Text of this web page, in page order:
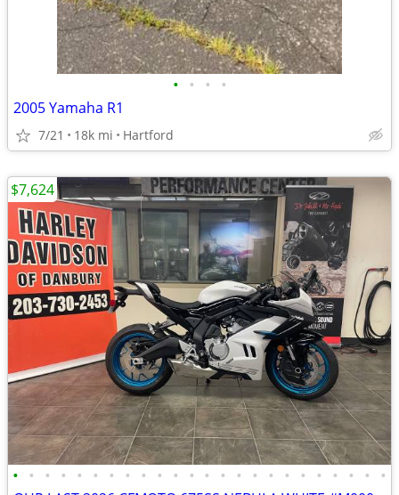
• • • •
2005 Yamaha R1
7/21 18k mi Hartford
• • • • • • • • • • • • • • • • • • • • • • • •
$7,624